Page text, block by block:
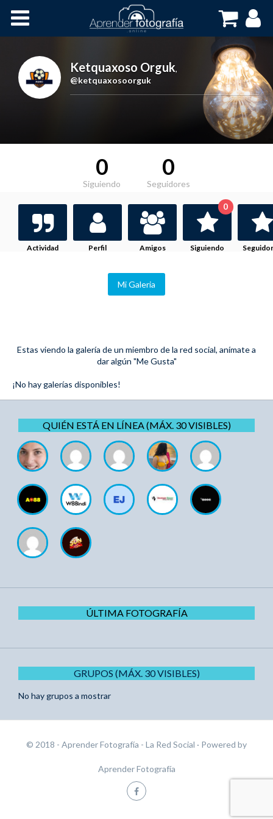
Cursos OnLine
Ketquaxoso Orguk,
@ketquaxosoorguk
0
Siguiendo
0
Seguidores
Actividad Perfil Amigos Siguiendo
0
Mi Galeria
Estas viendo la galería de un miembro de la red social, anímate a
dar algún "Me Gusta"
¡No hay galerías disponibles!
QUIÉN ESTÁ EN LÍNEA (MÁX. 30 VISIBLES)
ÚLTIMA FOTOGRAFÍA
GRUPOS (MÁX. 30 VISIBLES)
No hay grupos a mostrar
© 2018 - Aprender Fotografía - La Red Social · Powered by
Aprender Fotografía